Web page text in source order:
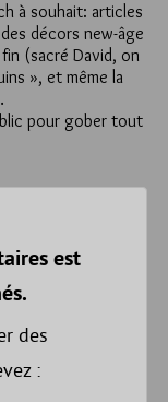
à souhait: articles
décors new-âge
(sacré David, on
», et même la
pour gober tout
est
des
: